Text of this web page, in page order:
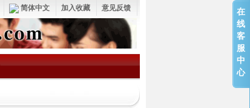
意见反馈
加入收藏
简体中文
在
线
客
服
中
心